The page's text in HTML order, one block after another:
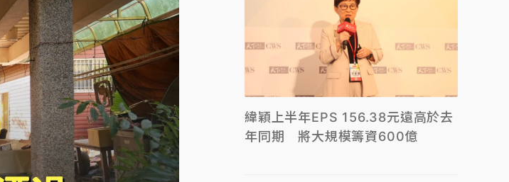
緯穎上半年EPS 156.38元遠高於去
年同期 將大規模籌資600億